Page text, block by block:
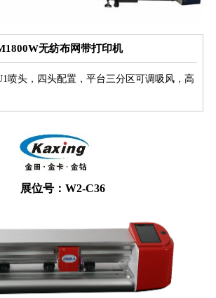
无纺布网带打印机
喷头，四头配置，平台三分区可调吸风，高
展位号：W2-C36